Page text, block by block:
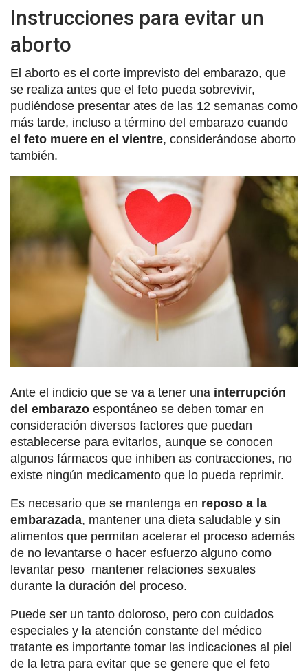
Instrucciones para evitar un
aborto
El aborto es el corte imprevisto del embarazo, que
se realiza antes que el feto pueda sobrevivir,
pudiéndose presentar ates de las 12 semanas como
más tarde, incluso a término del embarazo cuando
el feto muere en el vientre, considerándose aborto
también.
Ante el indicio que se va a tener una interrupción
del embarazo espontáneo se deben tomar en
consideración diversos factores que puedan
establecerse para evitarlos, aunque se conocen
algunos fármacos que inhiben as contracciones, no
existe ningún medicamento que lo pueda reprimir.
Es necesario que se mantenga en reposo a la
embarazada, mantener una dieta saludable y sin
alimentos que permitan acelerar el proceso además
de no levantarse o hacer esfuerzo alguno como
levantar peso mantener relaciones sexuales
durante la duración del proceso.
Puede ser un tanto doloroso, pero con cuidados
especiales y la atención constante del médico
tratante es importante tomar las indicaciones al piel
de la letra para evitar que se genere que el feto